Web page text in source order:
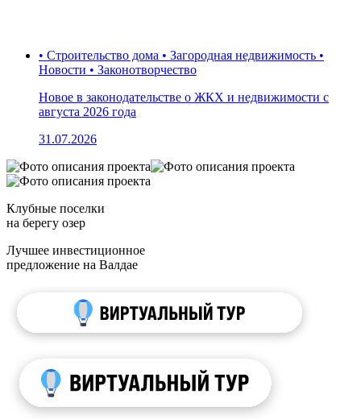
• Строительство дома • Загородная недвижимость •
Новости • Законотворчество
Новое в законодательстве о ЖКХ и недвижимости с
августа 2026 года
31.07.2026
Клубные поселки
на берегу озер
Лучшее инвестиционное
предложение на Валдае